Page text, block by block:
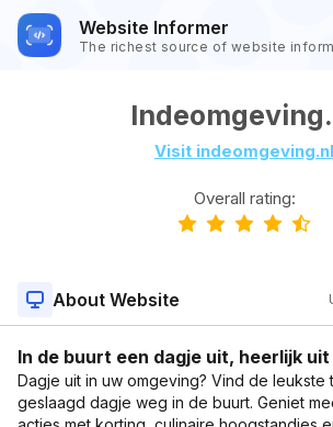
Website Informer
The richest source of website
Visit indeomgeving.nl
Overall rating:
About Website
In de buurt een dagje uit, heerlijk
Dagje uit in uw omgeving? Vind de leukste
geslaagd dagje weg in de buurt. Geniet